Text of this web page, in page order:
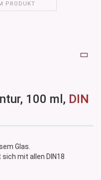
PRODUKT
100 ml, DIN
Glas.
mit allen DIN18